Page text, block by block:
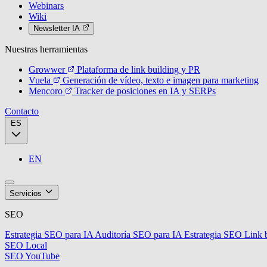
Webinars
Wiki
Newsletter IA
Nuestras herramientas
Growwer
Plataforma de link building y PR
Vuela
Generación de vídeo, texto e imagen para marketing
Mencoro
Tracker de posiciones en IA y SERPs
Contacto
EN
Servicios
SEO
Estrategia SEO para IA Auditoría SEO para IA Estrategia SEO Link
SEO Local
SEO YouTube